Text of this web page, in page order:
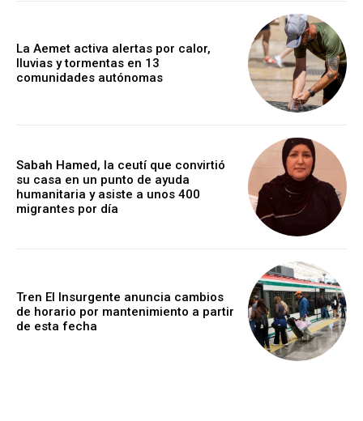
La Aemet activa alertas por calor,
lluvias y tormentas en 13
comunidades autónomas
Sabah Hamed, la ceutí que convirtió
su casa en un punto de ayuda
humanitaria y asiste a unos 400
migrantes por día
Tren El Insurgente anuncia cambios
de horario por mantenimiento a partir
de esta fecha